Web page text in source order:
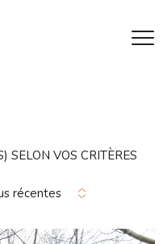
SELON VOS CRITÈRES
récentes